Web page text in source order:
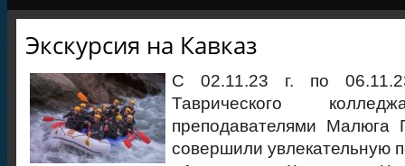
Экскурсия на Кавказ
С 02.11.23 г. по
Таврического
преподавателями
совершили увлекательную